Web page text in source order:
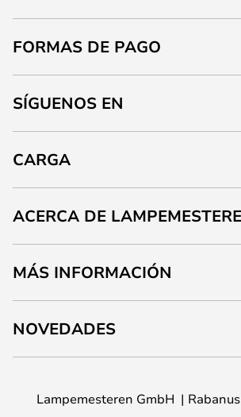
FORMAS DE PAGO
SÍGUENOS EN
CARGA
ACERCA DE
MÁS INFORMACIÓN
NOVEDADES
Lampemesteren GmbH